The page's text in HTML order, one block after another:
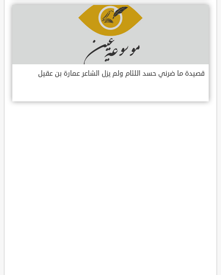
قصيدة ما ضرني حسد اللئام ولم يزل الشاعر عمارة بن عقيل